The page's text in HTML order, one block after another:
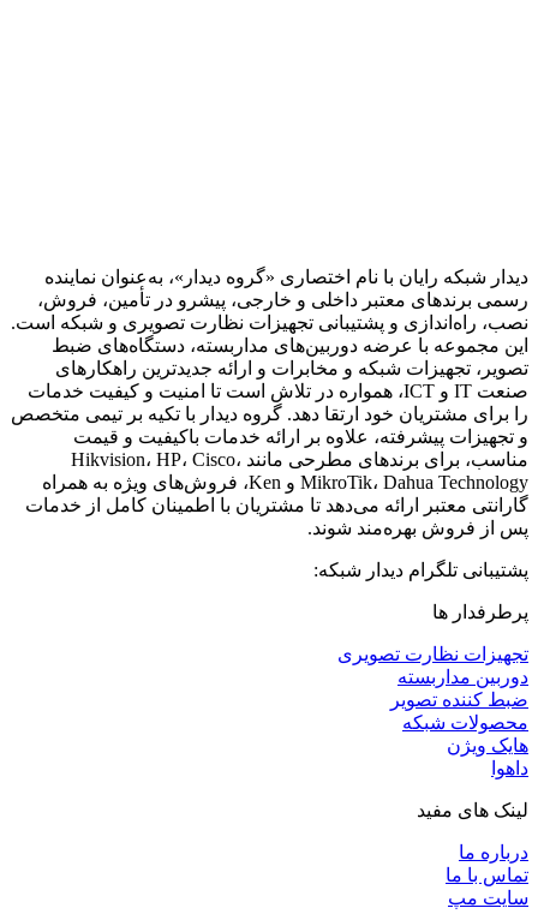
دیدار شبکه رایان با نام اختصاری «گروه دیدار»، به‌عنوان نماینده
رسمی برندهای معتبر داخلی و خارجی، پیشرو در تأمین، فروش،
نصب، راه‌اندازی و پشتیبانی تجهیزات نظارت تصویری و شبکه است.
این مجموعه با عرضه دوربین‌های مداربسته، دستگاه‌های ضبط
تصویر، تجهیزات شبکه و مخابرات و ارائه جدیدترین راهکارهای
صنعت IT و ICT، همواره در تلاش است تا امنیت و کیفیت خدمات
را برای مشتریان خود ارتقا دهد. گروه دیدار با تکیه بر تیمی متخصص
و تجهیزات پیشرفته، علاوه بر ارائه خدمات باکیفیت و قیمت
مناسب، برای برندهای مطرحی مانند Hikvision، HP، Cisco،
MikroTik، Dahua Technology و Ken، فروش‌های ویژه به همراه
گارانتی معتبر ارائه می‌دهد تا مشتریان با اطمینان کامل از خدمات
پس از فروش بهره‌مند شوند.
پشتیبانی تلگرام دیدار شبکه:
پرطرفدار ها
تجهیزات نظارت تصویری
دوربین مداربسته
ضبط کننده تصویر
محصولات شبکه
هایک ویژن
داهوا
لینک های مفید
درباره ما
تماس با ما
سایت مپ